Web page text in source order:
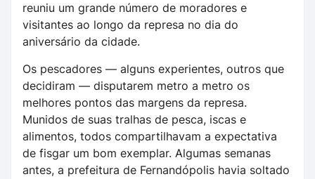
reuniu um grande número de moradores e
visitantes ao longo da represa no dia do
aniversário da cidade.
Os pescadores — alguns experientes, outros que
decidiram — disputarem metro a metro os
melhores pontos das margens da represa.
Munidos de suas tralhas de pesca, iscas e
alimentos, todos compartilhavam a expectativa
de fisgar um bom exemplar. Algumas semanas
antes, a prefeitura de Fernandópolis havia soltado